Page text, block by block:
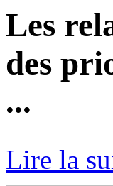
Les
des
...
Lire la